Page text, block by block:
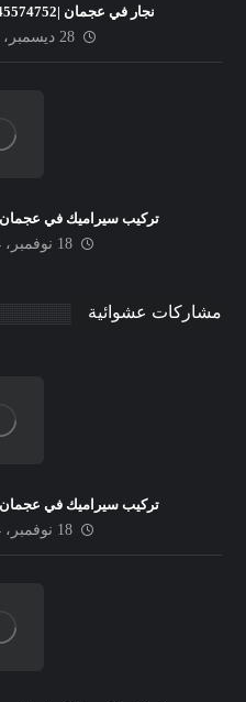
نجار في عجمان |0545574752|نجار رخيص في عجمان
28 ديسمبر، 2024
تركيب سيراميك في عجمان |0545574752 |تركيب
18 نوفمبر، 2024
مشاركات عشوائية
تركيب سيراميك في عجمان |0545574752 |تركيب
18 نوفمبر، 2024